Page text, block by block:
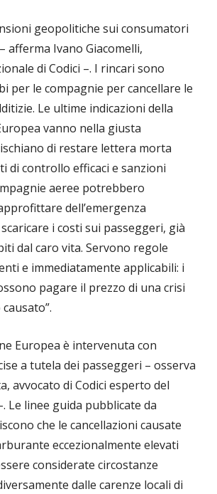
geopolitiche sui consumatori
afferma Ivano Giacomelli,
di Codici –. I rincari sono
per le compagnie per cancellare le
Le ultime indicazioni della
vanno nella giusta
di restare lettera morta
di controllo efficaci e sanzioni
aeree potrebbero
dell’emergenza
i costi sui passeggeri, già
dal caro vita. Servono regole
e immediatamente applicabili: i
pagare il prezzo di una crisi
Europea è intervenuta con
a tutela dei passeggeri – osserva
avvocato di Codici esperto del
Le linee guida pubblicate da
che le cancellazioni causate
eccezionalmente elevati
considerate circostanze
dalle carenze locali di